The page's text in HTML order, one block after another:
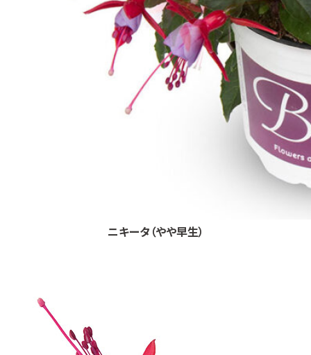
ニキータ（やや早生）